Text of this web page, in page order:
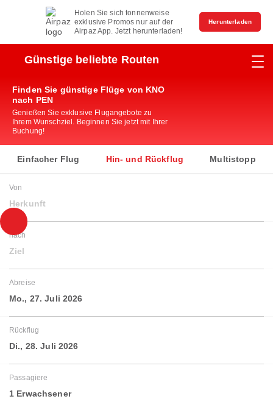
Holen Sie sich tonnenweise
exklusive Promos nur auf der
Airpaz App. Jetzt herunterladen!
Herunterladen
Günstige beliebte Routen
Finden Sie günstige Flüge von KNO
nach PEN
Genießen Sie exklusive Flugangebote zu
Ihrem Wunschziel. Beginnen Sie jetzt mit Ihrer
Buchung!
Einfacher Flug Hin- und Rückflug Multistopp
Von
Herkunft
nach
Ziel
Abreise
Mo., 27. Juli 2026
Rückflug
Di., 28. Juli 2026
Passagiere
1 Erwachsener